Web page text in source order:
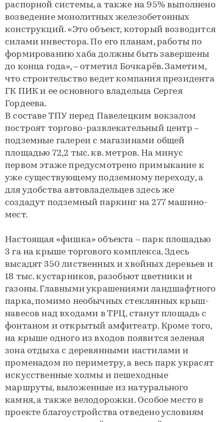
распорной системы, а также на 95% выполнено
возведение монолитных железобетонных
конструкций. «Это объект, который возводится
силами инвестора. По его планам, работы по
формированию хаба должны быть завершены
до конца года», – отметил Бочкарёв. Заметим,
что строительство ведет компания президента
ГК ПИК и ее основного владельца Сергея
Гордеева.
В составе ТПУ перед Павелецким вокзалом
построят торгово-развлекательный центр –
подземные галереи с магазинами общей
площадью 72,2 тыс. кв. метров. На минус
первом этаже предусмотрено примыкание к
уже существующему подземному переходу, а
для удобства автовладельцев здесь же
создадут подземный паркинг на 277 машино-
мест.
Настоящая «фишка» объекта – парк площадью
3 га на крыше торгового комплекса. Здесь
высадят 350 лиственных и хвойных деревьев и
18 тыс. кустарников, разобьют цветники и
газоны. Главными украшениями ландшафтного
парка, помимо необычных стеклянных крыш-
навесов над входами в ТРЦ, станут площадь с
фонтаном и открытый амфитеатр. Кроме того,
на крыше одного из входов появится зеленая
зона отдыха с деревянными настилами и
променадом по периметру, а весь парк украсят
искусственные холмы и пешеходные
маршруты, выложенные из натурального
камня, а также велодорожки. Особое место в
проекте благоустройства отведено условиям